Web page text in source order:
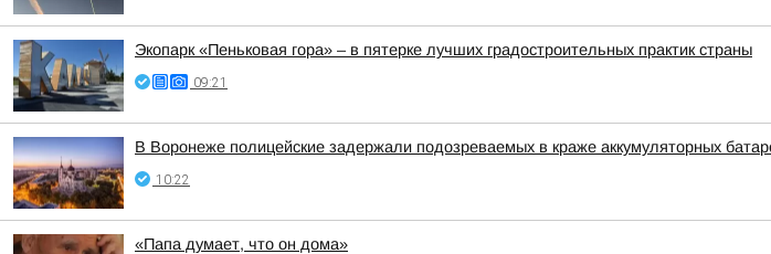
Экопарк «Пеньковая гора» – в пятерке лучших градостроительных практик страны
09:21
В Воронеже полицейские задержали подозреваемых в краже аккумуляторных
10:22
«Папа думает, что он дома»